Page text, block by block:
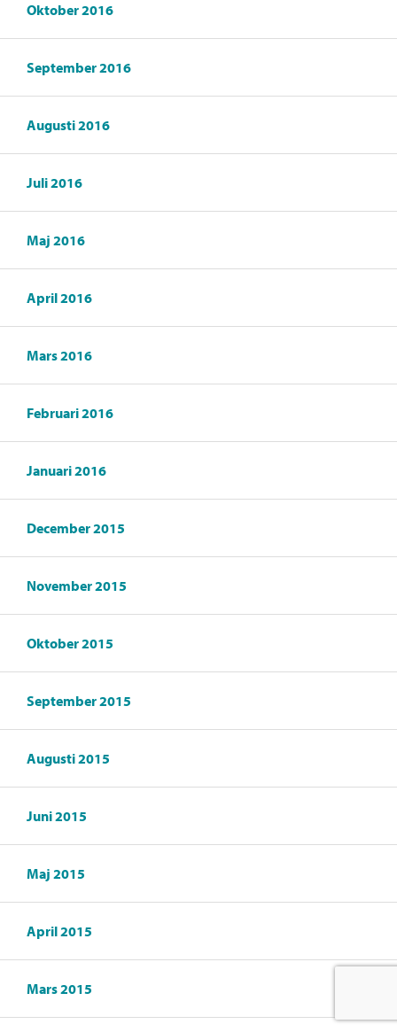
Oktober 2016
September 2016
Augusti 2016
Juli 2016
Maj 2016
April 2016
Mars 2016
Februari 2016
Januari 2016
December 2015
November 2015
Oktober 2015
September 2015
Augusti 2015
Juni 2015
Maj 2015
April 2015
Mars 2015